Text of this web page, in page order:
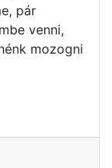
pár
venni,
mozogni